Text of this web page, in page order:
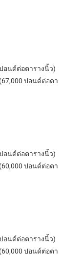
อนด์ต่อตารางนิ้ว)
ปอนด์ต่อตา
อนด์ต่อตารางนิ้ว)
ปอนด์ต่อตา
อนด์ต่อตารางนิ้ว)
ปอนด์ต่อตา